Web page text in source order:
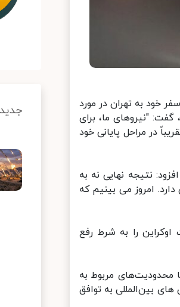
خود به تهران در مورد
"نیروهای ما، برای
در مراحل پایانی خود
نتیجه نهایی نه به
امروز می بینیم که
را به شرط رفع
مربوط به
بین‌المللی به توافق